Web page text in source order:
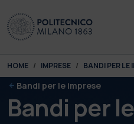
You are here:
HOME IMPRESE BANDI PER LE
Bandi per le imprese
Bandi per